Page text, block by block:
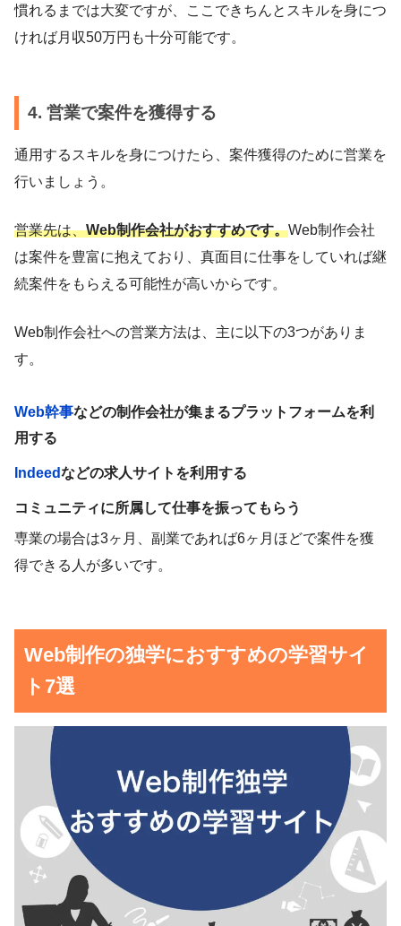
慣れるまでは大変ですが、ここできちんとスキルを身につ
ければ月収50万円も十分可能です。
4. 営業で案件を獲得する
通用するスキルを身につけたら、案件獲得のために営業を
行いましょう。
営業先は、Web制作会社がおすすめです。Web制作会社
は案件を豊富に抱えており、真面目に仕事をしていれば継
続案件をもらえる可能性が高いからです。
Web制作会社への営業方法は、主に以下の3つがありま
す。
Web幹事などの制作会社が集まるプラットフォームを利
用する
Indeedなどの求人サイトを利用する
コミュニティに所属して仕事を振ってもらう
専業の場合は3ヶ月、副業であれば6ヶ月ほどで案件を獲
得できる人が多いです。
Web制作の独学におすすめの学習サイ
ト7選